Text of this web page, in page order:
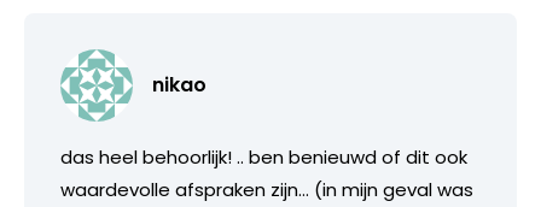
nikao
das heel behoorlijk! .. ben benieuwd of dit ook
waardevolle afspraken zijn… (in mijn geval was